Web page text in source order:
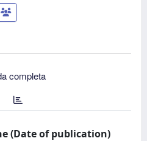
completa
(Date of publication)